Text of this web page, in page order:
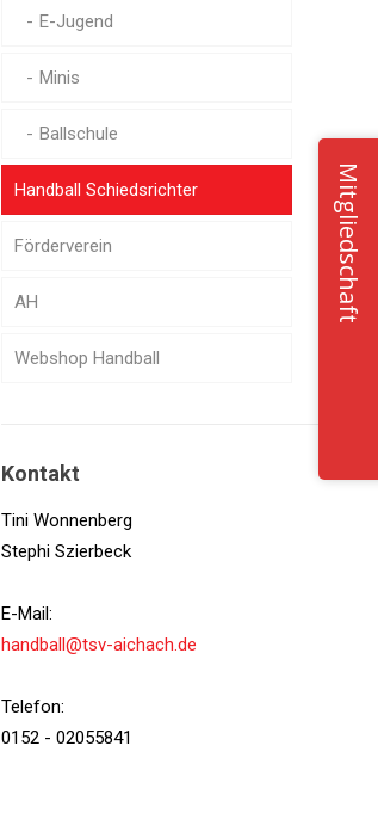
E-Jugend
Minis
Ballschule
Handball Schiedsrichter
Förderverein
AH
Webshop Handball
Kontakt
Tini Wonnenberg
Stephi Szierbeck
E-Mail:
handball@tsv-aichach.de
Telefon:
0152 - 02055841
Mitgliedschaft